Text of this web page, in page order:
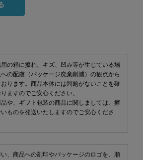
の箱に擦れ、キズ、凹み等が生じている場
の配慮（パッケージ廃棄削減）の観点から
ります。商品本体には問題がないことを確
ますのでご安心ください。
や、ギフト包装の商品に関しましては、擦
ものを発送いたしますのでご安心くださ
、商品への刻印やパッケージのロゴを、順